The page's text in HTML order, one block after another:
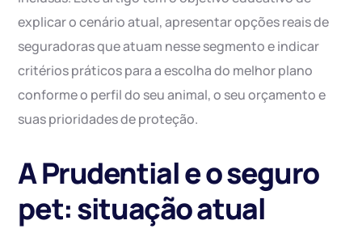
explicar o cenário atual, apresentar opções reais de
seguradoras que atuam nesse segmento e indicar
critérios práticos para a escolha do melhor plano
conforme o perfil do seu animal, o seu orçamento e
suas prioridades de proteção.
A Prudential e o seguro
pet: situação atual